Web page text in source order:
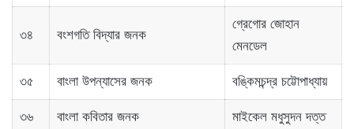
৩৪ বংশগতি বিদ্যার জনক
গ্রেগোর জোহান
মেনডেল
৩৫ বাংলা উপন্যাসের জনক বঙ্কিমচন্দ্র চট্টোপাধ্যায়
৩৬ বাংলা কবিতার জনক মাইকেল মধুসুদন দত্ত